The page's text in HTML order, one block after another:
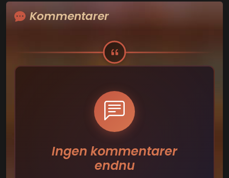
Kommentarer
Ingen kommentarer
endnu